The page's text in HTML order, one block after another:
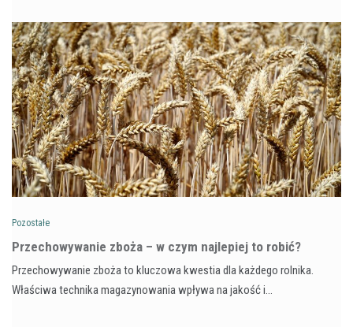
Pozostałe
Przechowywanie zboża – w czym najlepiej to robić?
Przechowywanie zboża to kluczowa kwestia dla każdego rolnika.
Właściwa technika magazynowania wpływa na jakość i…